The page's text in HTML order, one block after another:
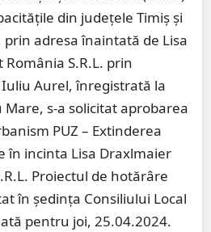
din județele Timiș și
adresa înaintată de Lisa
S.R.L. prin
Aurel, înregistrată la
Mare, s-a solicitat aprobarea
PUZ – Extinderea
în incinta Lisa Draxlmaier
Proiectul de hotărâre
în ședința Consiliului Local
pentru joi, 25.04.2024.